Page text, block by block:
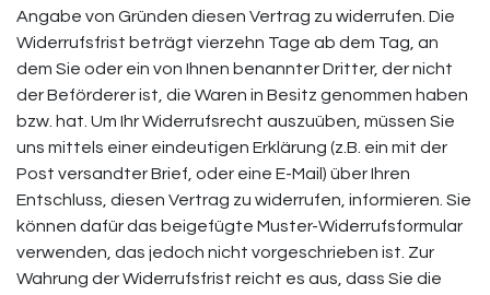
Angabe von Gründen diesen Vertrag zu widerrufen. Die
Widerrufsfrist beträgt vierzehn Tage ab dem Tag, an
dem Sie oder ein von Ihnen benannter Dritter, der nicht
der Beförderer ist, die Waren in Besitz genommen haben
bzw. hat. Um Ihr Widerrufsrecht auszuüben, müssen Sie
uns mittels einer eindeutigen Erklärung (z.B. ein mit der
Post versandter Brief, oder eine E-Mail) über Ihren
Entschluss, diesen Vertrag zu widerrufen, informieren. Sie
können dafür das beigefügte Muster-Widerrufsformular
verwenden, das jedoch nicht vorgeschrieben ist. Zur
Wahrung der Widerrufsfrist reicht es aus, dass Sie die